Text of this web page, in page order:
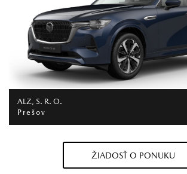
ALZ, S. R. O.
Prešov
ŽIADOSŤ O PONUKU